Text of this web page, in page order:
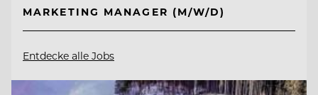
MARKETING MANAGER (M/W/D)
Entdecke alle Jobs